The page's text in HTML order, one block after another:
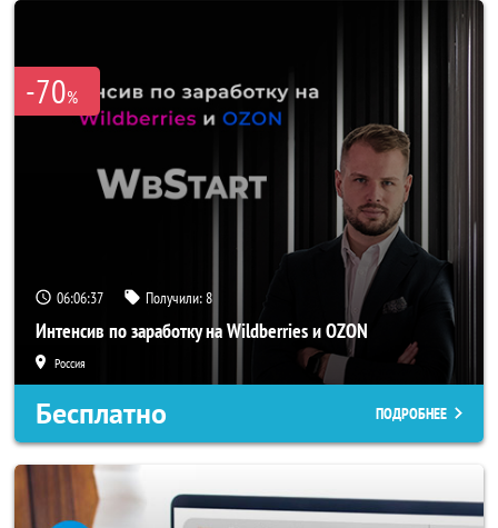
-70%
06:06:34 Получили:8
Интенсив по заработку на Wildberries и OZON
Россия
Бесплатно ПОДРОБНЕЕ